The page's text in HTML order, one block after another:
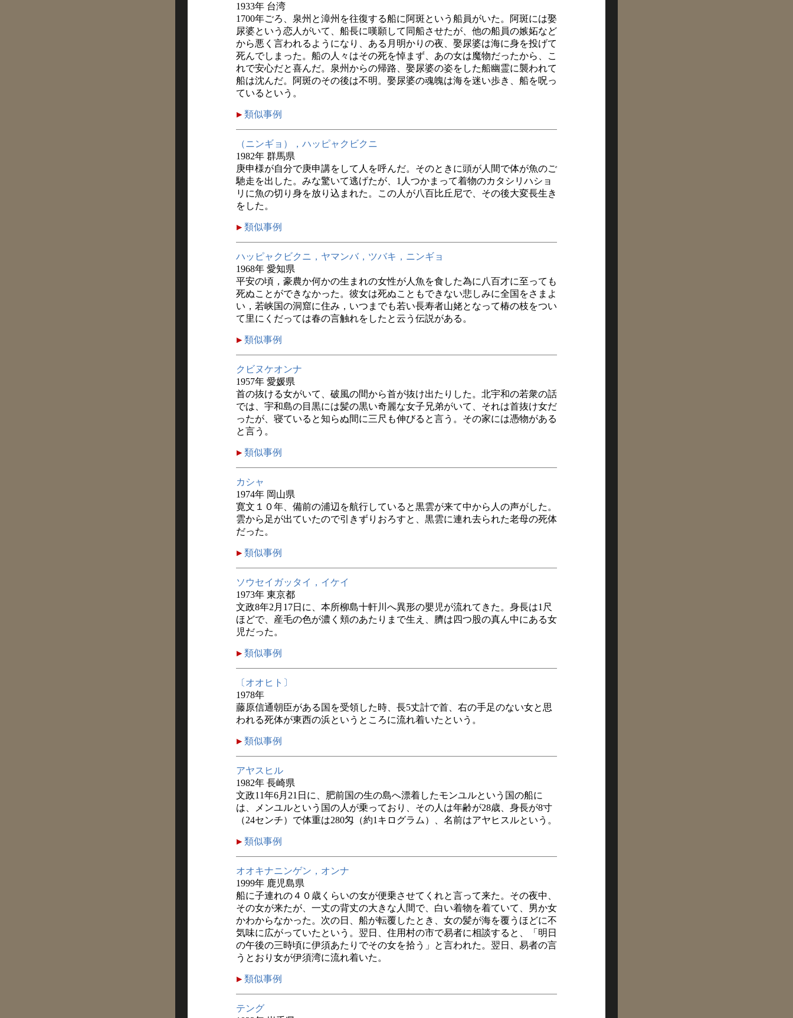
1933年 台湾
1700年ごろ、泉州と漳州を往復する船に阿斑という船員がいた。阿斑には娶
尿婆という恋人がいて、船長に嘆願して同船させたが、他の船員の嫉妬など
から悪く言われるようになり、ある月明かりの夜、娶尿婆は海に身を投げて
死んでしまった。船の人々はその死を悼まず、あの女は魔物だったから、こ
れで安心だと喜んだ。泉州からの帰路、娶尿婆の姿をした船幽霊に襲われて
船は沈んだ。阿斑のその後は不明。娶尿婆の魂魄は海を迷い歩き、船を呪っ
ているという。
類似事例
（ニンギョ），ハッピャクビクニ
1982年 群馬県
庚申様が自分で庚申講をして人を呼んだ。そのときに頭が人間で体が魚のご
馳走を出した。みな驚いて逃げたが、1人つかまって着物のカタシリハショ
リに魚の切り身を放り込まれた。この人が八百比丘尼で、その後大変長生き
をした。
類似事例
ハッピャクビクニ，ヤマンバ，ツバキ，ニンギョ
1968年 愛知県
平安の頃，豪農か何かの生まれの女性が人魚を食した為に八百才に至っても
死ぬことができなかった。彼女は死ぬこともできない悲しみに全国をさまよ
い，若峡国の洞窟に住み，いつまでも若い長寿者山姥となって椿の枝をつい
て里にくだっては春の言触れをしたと云う伝説がある。
類似事例
クビヌケオンナ
1957年 愛媛県
首の抜ける女がいて、破風の間から首が抜け出たりした。北宇和の若衆の話
では、宇和島の目黒には髪の黒い奇麗な女子兄弟がいて、それは首抜け女だ
ったが、寝ていると知らぬ間に三尺も伸びると言う。その家には憑物がある
と言う。
類似事例
カシャ
1974年 岡山県
寛文１０年、備前の浦辺を航行していると黒雲が来て中から人の声がした。
雲から足が出ていたので引きずりおろすと、黒雲に連れ去られた老母の死体
だった。
類似事例
ソウセイガッタイ，イケイ
1973年 東京都
文政8年2月17日に、本所柳島十軒川へ異形の嬰児が流れてきた。身長は1尺
ほどで、産毛の色が濃く頬のあたりまで生え、臍は四つ股の真ん中にある女
児だった。
類似事例
〔オオヒト〕
1978年
藤原信通朝臣がある国を受領した時、長5丈計で首、右の手足のない女と思
われる死体が東西の浜というところに流れ着いたという。
類似事例
アヤスヒル
1982年 長崎県
文政11年6月21日に、肥前国の生の島へ漂着したモンユルという国の船に
は、メンユルという国の人が乗っており、その人は年齢が28歳、身長が8寸
（24センチ）で体重は280匁（約1キログラム）、名前はアヤヒスルという。
類似事例
オオキナニンゲン，オンナ
1999年 鹿児島県
船に子連れの４０歳くらいの女が便乗させてくれと言って来た。その夜中、
その女が来たが、一丈の背丈の大きな人間で、白い着物を着ていて、男か女
かわからなかった。次の日、船が転覆したとき、女の髪が海を覆うほどに不
気味に広がっていたという。翌日、住用村の市で易者に相談すると、「明日
の午後の三時頃に伊須あたりでその女を拾う」と言われた。翌日、易者の言
うとおり女が伊須湾に流れ着いた。
類似事例
テング